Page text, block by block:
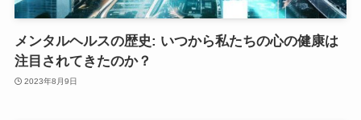
メンタルヘルスの歴史: いつから私たちの心の健康は
注目されてきたのか？
2023年8月9日